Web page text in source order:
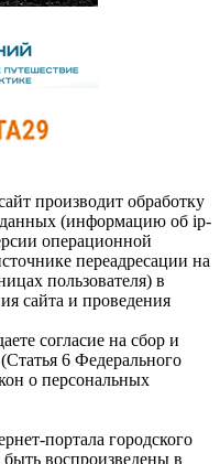
производит обработку
данных (информацию об ip-
операционной
переадресации на
пользователя) в
сайта и проведения
согласие на сбор и
6 Федерального
о персональных
портала городского
воспроизведены в